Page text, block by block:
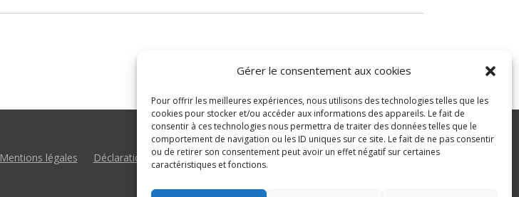
Gérer le consentement aux cookies
Pour offrir les meilleures expériences, nous utilisons des technologies telles que les
cookies pour stocker et/ou accéder aux informations des appareils. Le fait de
consentir à ces technologies nous permettra de traiter des données telles que le
comportement de navigation ou les ID uniques sur ce site. Le fait de ne pas consentir
ou de retirer son consentement peut avoir un effet négatif sur certaines
caractéristiques et fonctions.
Mentions légales Déclaration d’accessibilité